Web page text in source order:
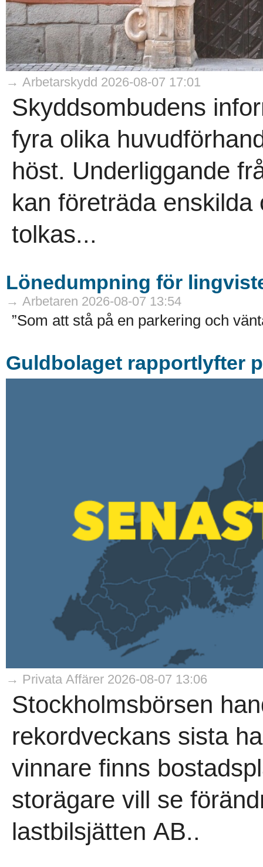
→ Arbetarskydd 2026-08-07 17:01
Skyddsombudens
fyra olika
höst. Underliggande
kan företräda
tolkas...
Lönedumpning för
→ Arbetaren 2026-08-07 13:54
”Som att stå på en parkering och
Guldbolaget rapportlyfter
→ Privata Affärer 2026-08-07 13:06
Stockholmsbörsen
rekordveckans sista
vinnare finns
storägare vill se
lastbilsjätten AB..